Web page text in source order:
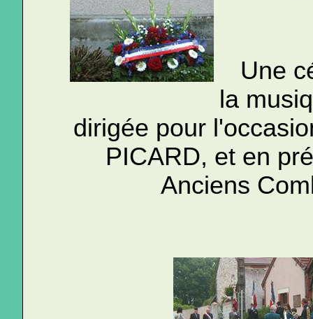
Une
la
dirigée pour
PICARD, et en
Anciens